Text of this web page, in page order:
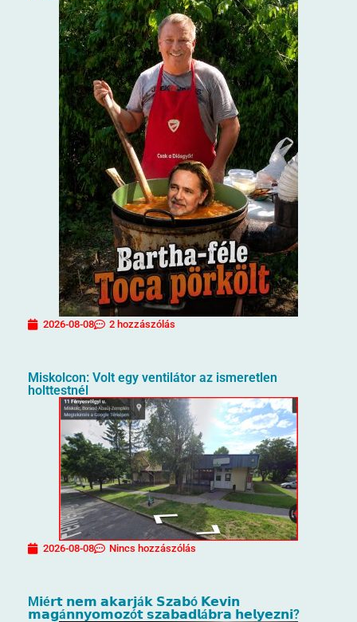
2026-08-08 2 hozzászólás
Miskolcon: Volt egy ventilátor az ismeretlen
holttestnél
2026-08-08 Nincs hozzászólás
M𝗶é𝗿𝘁 𝗻𝗲𝗺 𝗮𝗸𝗮𝗿𝗷á𝗸 𝗦𝘇𝗮𝗯ó 𝗞𝗲𝘃𝗶𝗻
𝗺𝗮𝗴á𝗻𝗻𝘆𝗼𝗺𝗼𝘇ó𝘁 𝘀𝘇𝗮𝗯𝗮𝗱𝗹á𝗯𝗿𝗮 𝗵𝗲𝗹𝘆𝗲𝘇𝗻𝗶?